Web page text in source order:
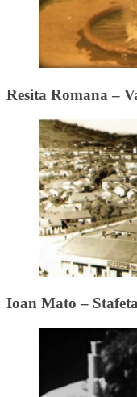
Resita Romana –
Ioan Mato –